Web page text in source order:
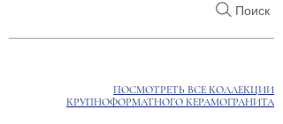
Поиск
ПОСМОТРЕТЬ ВСЕ КОЛЛЕКЦИИ
КРУПНОФОРМАТНОГО КЕРАМОГРАНИТА